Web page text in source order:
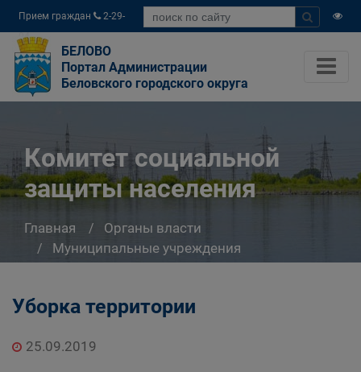
Прием граждан
2-29-
04
БЕЛОВО
Портал Администрации
Беловского городского округа
Комитет социальной
защиты населения
Главная
Органы власти
Муниципальные учреждения
Комитет социальной защиты населения
Уборка территории
25.09.2019